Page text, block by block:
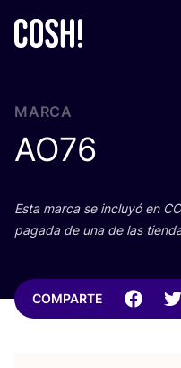
MARCA
AO76
Esta mar­ca se inclu­yó en
paga­da de una de las
COMPARTE